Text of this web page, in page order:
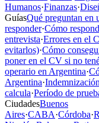
Humanos·Finanzas·
GuíasQué preguntan en
responder·Cómo
entrevista·Errores en el
evitarlos)·Cómo
poner en el CV si no
operario en Argentina·
Argentina·
calcula·Período de
CiudadesBuenos
Aires·CABA·Córdoba·